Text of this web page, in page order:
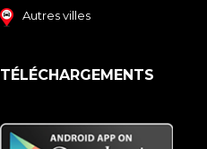
Autres villes
TÉLÉCHARGEMENTS